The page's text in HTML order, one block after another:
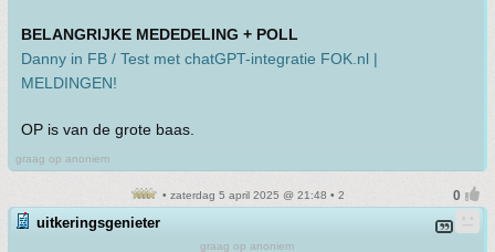
BELANGRIJKE MEDEDELING + POLL
Danny in FB / Test met chatGPT-integratie FOK.nl |
MELDINGEN!
OP is van de grote baas.
graag op anoniem
• zaterdag 5 april 2025 @ 21:48 • 2
uitkeringsgenieter
graag op anoniem